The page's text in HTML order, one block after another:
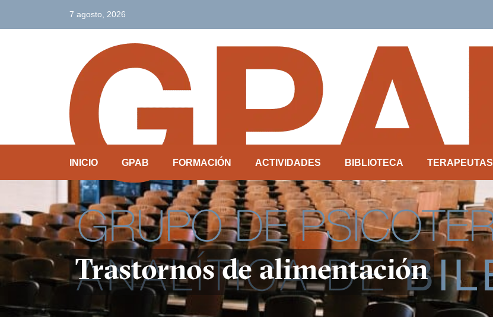
7 agosto, 2026
INICIO GPAB FORMACIÓN ACTIVIDADES BIBLIOTECA TERAPEUTAS
Trastornos de alimentación